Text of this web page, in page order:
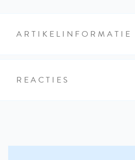
ARTIKELINFORMATIE
REACTIES